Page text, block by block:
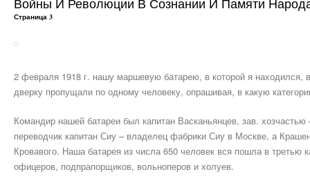
Войны И Революции В Сознании И Памяти
Страница 3
2 февраля 1918 г. нашу маршевую батарею, в которой я находился,
дверку пропущали по одному человеку, опрашивая, в какую
Командир нашей батареи был капитан Васканьянцев, зав.
переводчик капитан Сиу – владелец фабрики Сиу в Москве, а
Кровавого. Наша батарея из числа 650 человек вся пошла в третью
офицеров, подпрапорщиков, вольноперов и холуев.